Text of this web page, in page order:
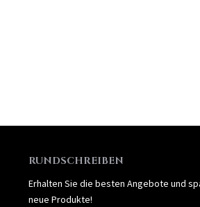
RUNDSCHREIBEN
Erhalten Sie die besten Angebote und
neue Produkte!